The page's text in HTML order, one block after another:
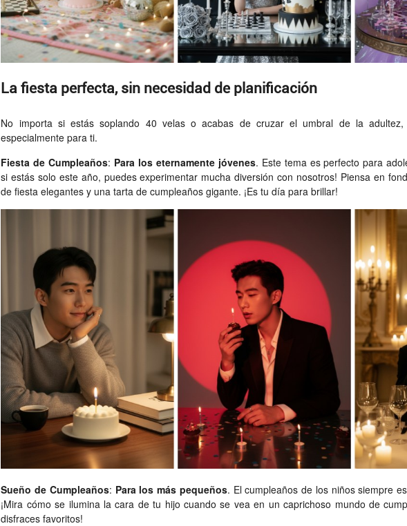
La fiesta perfecta, sin necesidad de planificación
No importa si estás soplando 40 velas o acabas de cruzar el umbral de la
especialmente para ti.
Fiesta de Cumpleaños: Para los eternamente jóvenes. Este tema es perfecto para
si estás solo este año, puedes experimentar mucha diversión con nosotros! Piensa en
de fiesta elegantes y una tarta de cumpleaños gigante. ¡Es tu día para brillar!
Sueño de Cumpleaños: Para los más pequeños. El cumpleaños de los niños siempre
¡Mira cómo se ilumina la cara de tu hijo cuando se vea en un caprichoso mundo de
disfraces favoritos!